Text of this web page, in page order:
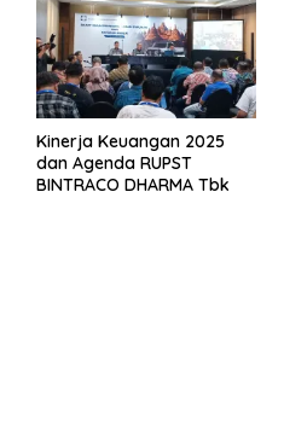
Kinerja Keuangan 2025
dan Agenda RUPST
BINTRACO DHARMA Tbk